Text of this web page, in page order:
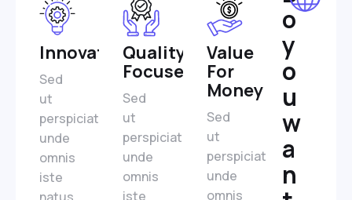
Innovation
Sed
ut
perspiciatis
unde
omnis
iste
Quality-
Focused
Sed
ut
perspiciatis
unde
omnis
iste
Value
For
Money
Sed
ut
perspiciatis
unde
omnis
o
y
o
u
w
a
n